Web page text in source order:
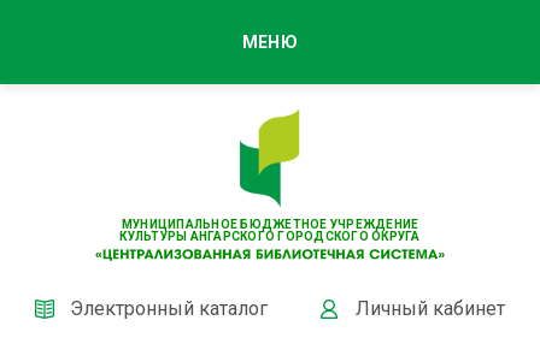
МУНИЦИПАЛЬНОЕ БЮДЖЕТНОЕ УЧРЕЖДЕНИЕ
КУЛЬТУРЫ АНГАРСКОГО ГОРОДСКОГО ОКРУГА
Электронный каталог Личный кабинет
МЕНЮ